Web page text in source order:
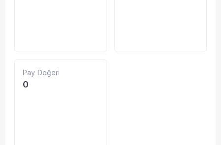
Pay Değeri
0